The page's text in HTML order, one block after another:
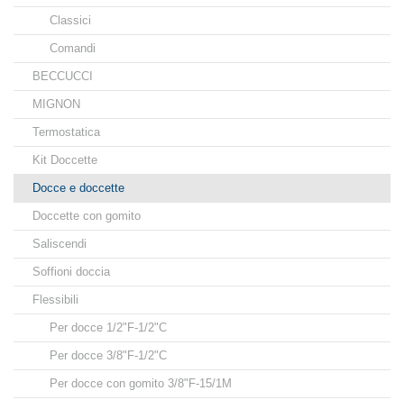
Classici
Comandi
BECCUCCI
MIGNON
Termostatica
Kit Doccette
Docce e doccette
Doccette con gomito
Saliscendi
Soffioni doccia
Flessibili
Per docce 1/2"F-1/2"C
Per docce 3/8"F-1/2"C
Per docce con gomito 3/8"F-15/1M